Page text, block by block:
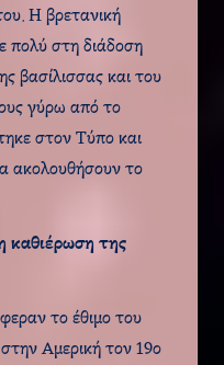
Η βρετανική
πολύ στη διάδοση
βασίλισσας και του
γύρω από το
στον Τύπο και
ακολουθήσουν το
καθιέρωση της
το έθιμο του
Αμερική τον 19ο